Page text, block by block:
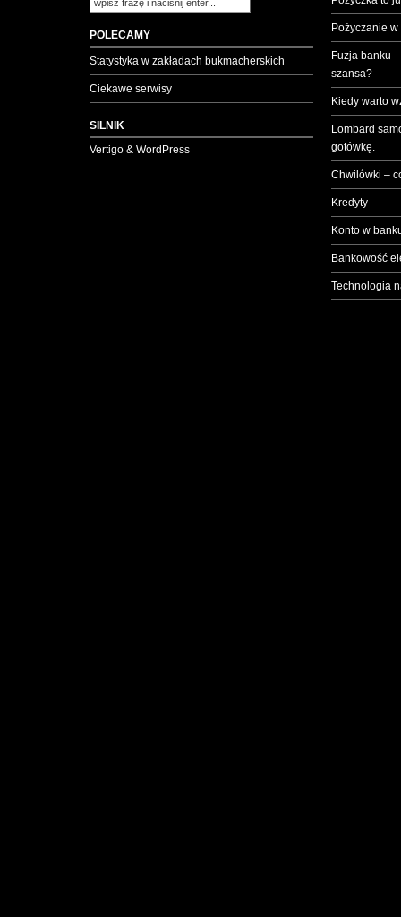
POLECAMY
Statystyka w zakładach bukmacherskich
Ciekawe serwisy
SILNIK
Vertigo & WordPress
Pożyczanie
Fuzja banku
szansa?
Kiedy warto
Lombard
gotówkę.
Chwilówki –
Kredyty
Konto w
Bankowość
Technologia